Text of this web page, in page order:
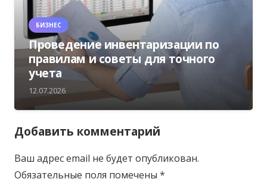
БИЗНЕС
Проведение инвентаризации по
правилам и советы для точного
учета
12.07.2026
Добавить комментарий
Ваш адрес email не будет опубликован.
Обязательные поля помечены *